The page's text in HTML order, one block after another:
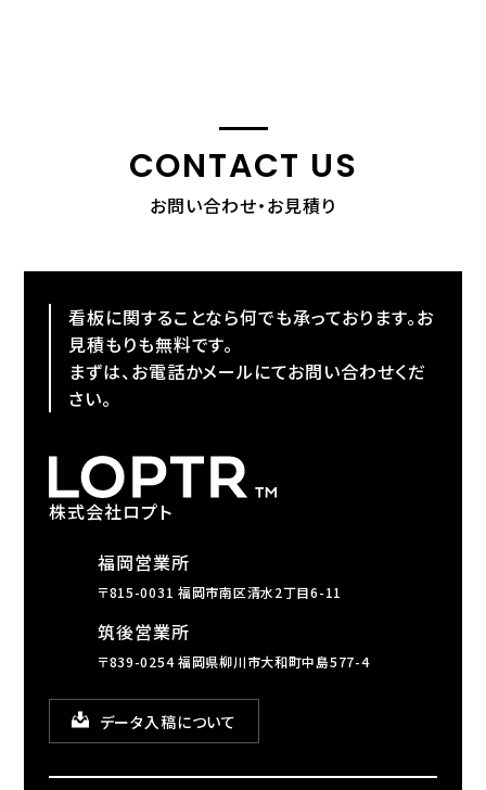
CONTACT US
お問い合わせ・お見積り
看板に関することなら何でも承っております。お
見積もりも無料です。
まずは、お電話かメールにてお問い合わせくだ
さい。
株式会社ロプト
福岡営業所
〒815-0031 福岡市南区清水2丁目6-11
筑後営業所
〒839-0254 福岡県柳川市大和町中島577-4
データ入稿について